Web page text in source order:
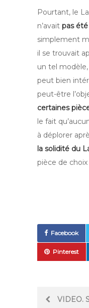
Pourtant, le
n’avait pas
simplement
il se trouvait
un tel
peut bien
peut-être
certaines
le fait
à déplorer
la solidité du
pièce de choix
Facebook
Pinterest
PostVIDEO.